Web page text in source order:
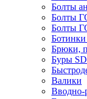
Болты
Болты
Болты
Ботинки
Брюки,
Буры
Валики
Вводно-